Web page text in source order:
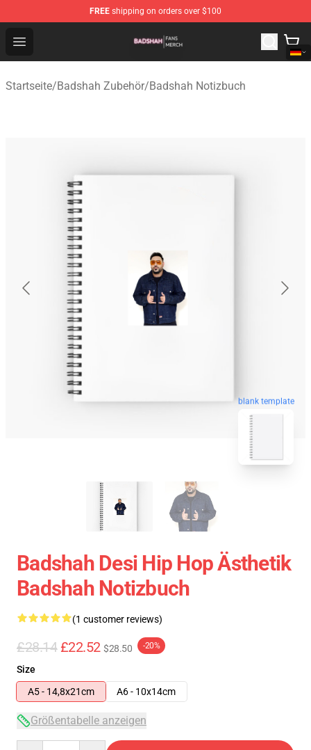
FREE shipping on orders over $100
Open menu
Badshah Shop - Official Badshah Merchandise Store
Startseite/Badshah Zubehör/Badshah Notizbuch
blank template
Badshah Desi Hip Hop Ästhetik
Badshah Notizbuch
(1 customer reviews)
£28.14 £22.52 $28.50 -20%
Size
A5 - 14,8x21cm
A6 - 10x14cm
Größentabelle anzeigen